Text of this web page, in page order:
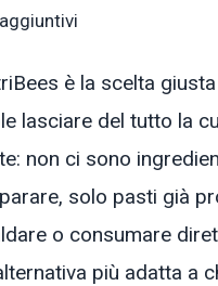
aggiuntivi
è la scelta
lasciare del tutto la
non ci sono
solo pasti già
o consumare
più adatta a